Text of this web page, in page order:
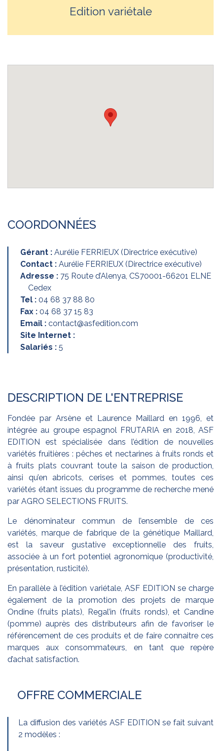
Edition variétale
COORDONNÉES
Gérant : Aurélie FERRIEUX (Directrice exécutive)
Contact : Aurélie FERRIEUX (Directrice exécutive)
Adresse : 75 Route d’Alenya, CS70001-66201 ELNE
Cedex
Tel : 04 68 37 88 80
Fax : 04 68 37 15 83
Email : contact@asfedition.com
Site Internet :
Salariés : 5
DESCRIPTION DE L'ENTREPRISE
Fondée par Arsène et Laurence Maillard en 1996, et
intégrée au groupe espagnol FRUTARIA en 2018, ASF
EDITION est spécialisée dans l’édition de nouvelles
variétés fruitières : pêches et nectarines à fruits ronds et
à fruits plats couvrant toute la saison de production,
ainsi qu’en abricots, cerises et pommes, toutes ces
variétés étant issues du programme de recherche mené
par AGRO SELECTIONS FRUITS.
Le dénominateur commun de l’ensemble de ces
variétés, marque de fabrique de la génétique Maillard,
est la saveur gustative exceptionnelle des fruits,
associée à un fort potentiel agronomique (productivité,
présentation, rusticité).
En parallèle à l’édition variétale, ASF EDITION se charge
également de la promotion des projets de marque
Ondine (fruits plats), Regal’in (fruits ronds), et Candine
(pomme) auprès des distributeurs afin de favoriser le
référencement de ces produits et de faire connaitre ces
marques aux consommateurs, en tant que repère
d’achat satisfaction.
OFFRE COMMERCIALE
La diffusion des variétés ASF EDITION se fait suivant
2 modèles :